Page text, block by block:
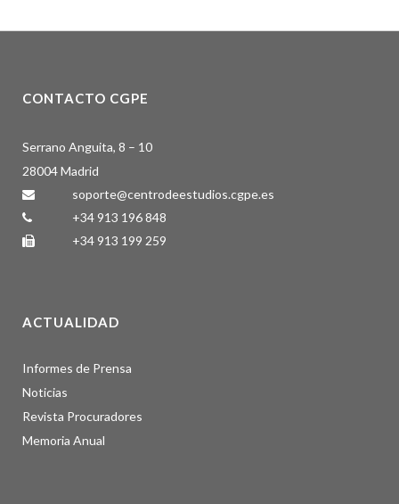
CONTACTO CGPE
Serrano Anguita, 8 – 10
28004 Madrid
soporte@centrodeestudios.cgpe.es
+34 913 196 848
+34 913 199 259
ACTUALIDAD
Informes de Prensa
Noticias
Revista Procuradores
Memoria Anual